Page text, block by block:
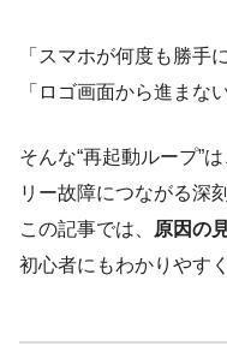
「スマホが何度も勝手
「ロゴ画面から進まな
そんな“再起動ループ”
リー故障につながる深
この記事では、
原因の
初心者にもわかりやす